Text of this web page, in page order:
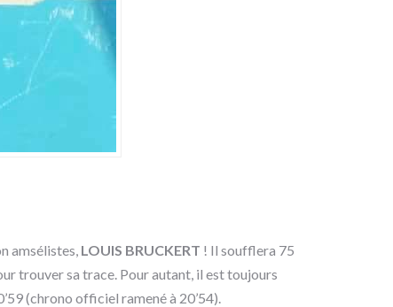
amsélistes, LOUIS BRUCKERT ! Il soufflera 75
trouver sa trace. Pour autant, il est toujours
(chrono officiel ramené à 20’54).